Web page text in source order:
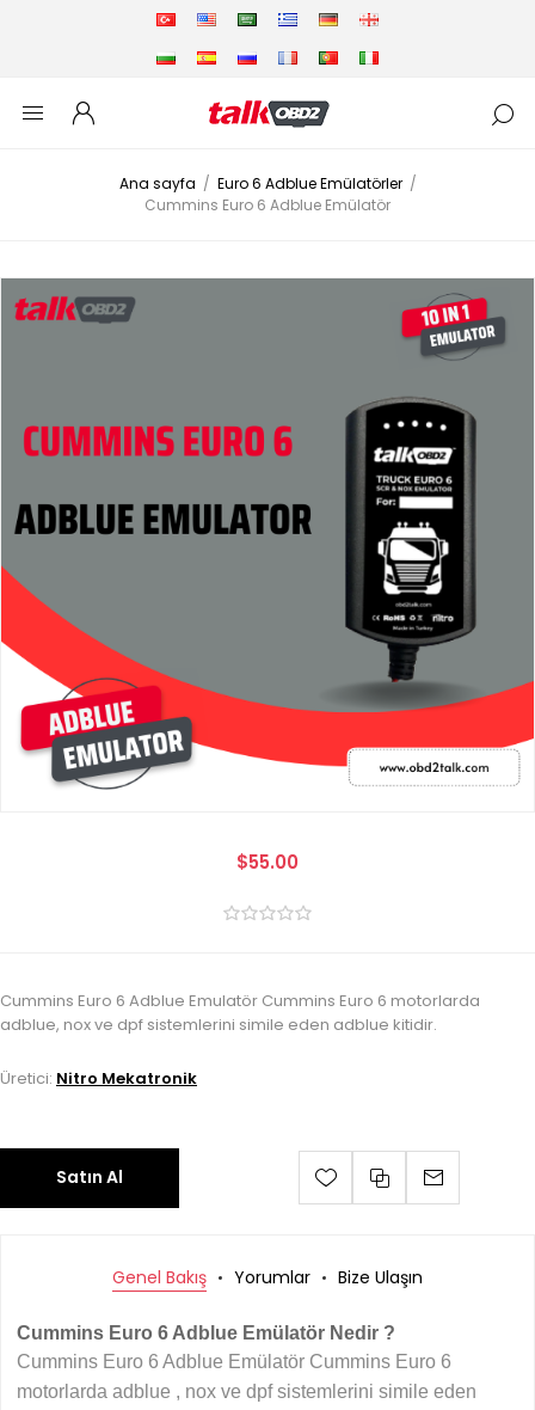
Ana sayfa / Euro 6 Adblue Emülatörler /
Cummins Euro 6 Adblue Emülatör
$55.00
Cummins Euro 6 Adblue Emulatör Cummins Euro 6 motorlarda
adblue, nox ve dpf sistemlerini simile eden adblue kitidir.
Üretici: Nitro Mekatronik
Satın Al
Genel Bakış Yorumlar Bize Ulaşın
Cummins Euro 6 Adblue Emülatör Nedir ?
Cummins Euro 6 Adblue Emülatör Cummins Euro 6
motorlarda adblue , nox ve dpf sistemlerini simile eden